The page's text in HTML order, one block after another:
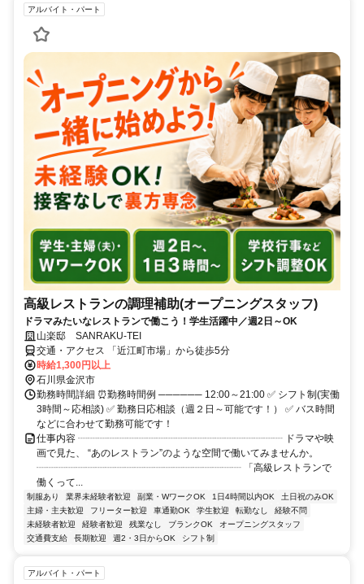
アルバイト・パート
高級レストランの調理補助(オープニングスタッフ)
ドラマみたいなレストランで働こう！学生活躍中／週2日～OK
山楽邸 SANRAKU-TEI
交通・アクセス 「近江町市場」から徒歩5分
時給1,300円以上
石川県金沢市
勤務時間詳細 ⏰勤務時間例 ────── 12:00～21:00 ✅ シフト制(実働
3時間～応相談) ✅ 勤務日応相談（週２日～可能です！） ✅ バス時間
などに合わせて勤務可能です！
仕事内容 ┈┈┈┈┈┈┈┈┈┈┈┈┈┈┈┈┈┈┈┈┈ ドラマや映
画で見た、 “あのレストラン”のような空間で働いてみませんか。
┈┈┈┈┈┈┈┈┈┈┈┈┈┈┈┈┈┈┈┈┈ 「高級レストランで
働くって...
制服あり 業界未経験者歓迎 副業・WワークOK 1日4時間以内OK
土日祝のみOK
主婦・主夫歓迎
フリーター歓迎 車通勤OK 学生歓迎 転勤なし
経験不問
未経験者歓迎
経験者歓迎 残業なし ブランクOK
オープニングスタッフ
交通費支給
長期歓迎 週2・3日からOK シフト制
アルバイト・パート